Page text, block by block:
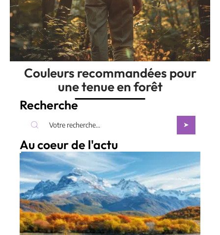
Couleurs recommandées pour
une tenue en forêt
Recherche
Au coeur de l'actu